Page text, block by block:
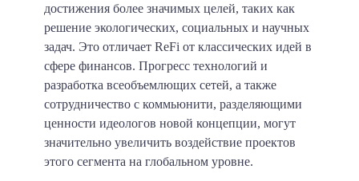
достижения более значимых целей, таких как
решение экологических, социальных и научных
задач. Это отличает ReFi от классических идей в
сфере финансов. Прогресс технологий и
разработка всеобъемлющих сетей, а также
сотрудничество с коммьюнити, разделяющими
ценности идеологов новой концепции, могут
значительно увеличить воздействие проектов
этого сегмента на глобальном уровне.